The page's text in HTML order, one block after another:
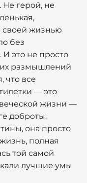
Не герой, не
своей жизнью
без
И это не просто
размышлений
что все
— это
жизни —
доброты.
она просто
полная
той самой
лучшие умы